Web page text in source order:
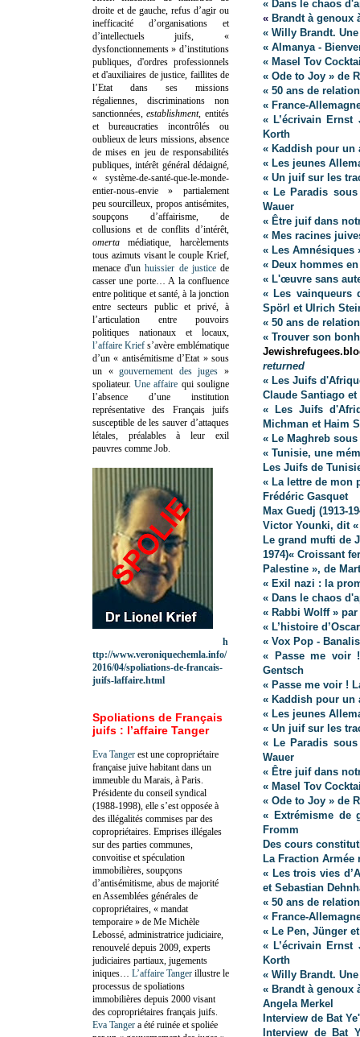
« Dans le chaos
« Brandt à genoux
« Willy Brandt.
« Almanya -
« Masel Tov
« Ode to Joy » de
« 50 ans de
« France-
« L’écrivain
Korth
« Kaddish pour un
« Les jeunes
« Un juif sur les
« Le Paradis
Wauer
« Être juif dans
« Mes racines
« Les Amnésiques
« Deux hommes
« L'œuvre sans
« Les vainqueurs
Spörl et Ulrich
« 50 ans de
« Trouver son
returned
« Les Juifs
Claude Santiago
« Les Juifs
Michman et Haim
« Le Maghreb
« Tunisie, une
Les Juifs de
« La lettre de mon
Frédéric Gasquet
Max Guedj (1913-
Victor Younki, dit «
Le grand mufti de
1974)« Croissant
Palestine », de
« Exil nazi : la
« Dans le chaos
« Rabbi Wolff »
« L’histoire
« Vox Pop -
« Passe me voir
Gentsch
« Passe me voir !
« Kaddish pour un
« Les jeunes
« Un juif sur les
« Le Paradis
Wauer
« Être juif dans
« Masel Tov
« Ode to Joy » de
« Extrémisme de
Fromm
Des cours
La Fraction Armée
« Les trois vies
et Sebastian
« 50 ans de
« France-
« Le Pen, Jünger
« L’écrivain
Korth
« Willy Brandt.
« Brandt à genoux
Angela Merkel
Interview de Bat
Interview de Bat
droite et de gauche, refus d’agir ou
inefficacité d’organisations et
d’intellectuels juifs, «
dysfonctionnements » d’institutions
publiques, d'ordres professionnels
et d'auxiliaires de justice, faillites de
l’Etat dans ses missions
régaliennes, discriminations non
sanctionnées,establishment, entités
et bureaucraties incontrôlés ou
oublieux de leurs missions, absence
de mises en jeu de responsabilités
publiques, intérêt général dédaigné,
« système-de-santé-que-le-monde-
entier-nous-envie » partialement
peu sourcilleux, propos antisémites,
soupçons d’affairisme, de
collusions et de conflits d’intérêt,
omertamédiatique, harcèlements
tous azimuts visant le couple Krief,
menace d'unhuissier de justicede
casser une porte… A la confluence
entre politique et santé, à la jonction
entre secteurs public et privé, à
l’articulation entre pouvoirs
politiques nationaux et locaux,
l’affaire Krief s’avère emblématique
d’un « antisémitisme d’Etat » sous
un «gouvernement des juges »
spoliateur.Une affaire qui souligne
l’absence d’une institution
représentative des Français juifs
susceptible de les sauver d’attaques
létales, préalables à leur exil
pauvres comme Job.
h
ttp://www.veroniquechemla.info/
2016/04/spoliations-de-francais-
juifs-laffaire.html
Spoliations de Français
juifs : l’affaire Tanger
Eva Tanger est une copropriétaire
française juive habitant dans un
immeuble du Marais, à Paris.
Présidente du conseil syndical
(1988-1998), elle s’est opposée à
des illégalités commises par des
copropriétaires. Emprises illégales
sur des parties communes,
convoitise et spéculation
immobilières, soupçons
d’antisémitisme, abus de majorité
en Assemblées générales de
copropriétaires, « mandat
temporaire » de Me Michèle
Lebossé, administratrice judiciaire,
renouvelé depuis 2009, experts
judiciaires partiaux, jugements
iniques… L’affaire Tanger illustre le
processus de spoliations
immobilières depuis 2000 visant
des copropriétaires français juifs.
Eva Tanger a été ruinée et spoliée